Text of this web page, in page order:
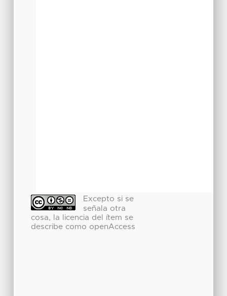
Excepto si se
señala otra
cosa, la licencia del ítem se
describe como openAccess